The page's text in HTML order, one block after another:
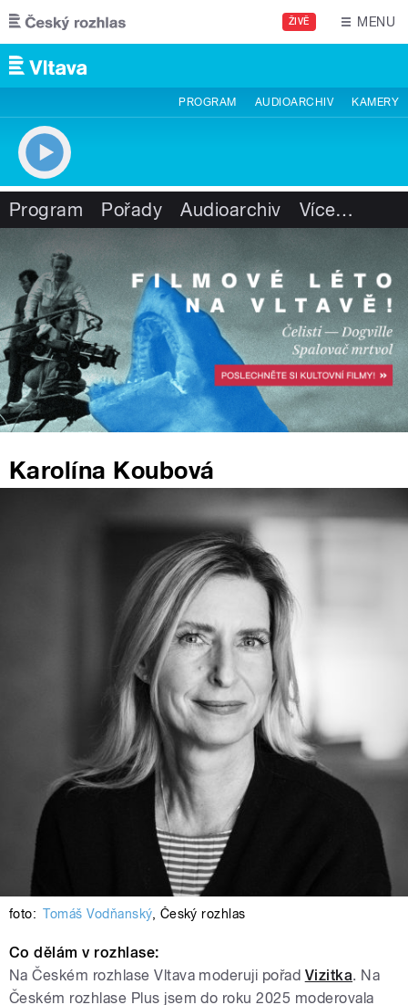
Přejít k hlavnímu obsahu
ŽIVĚ MENU
PROGRAM AUDIOARCHIV KAMERY
Program Pořady Audioarchiv Více…
Karolína Koubová
foto: Tomáš Vodňanský, Český rozhlas
Co dělám v rozhlase:
NaČeském rozhlase Vltava moderuji pořad Vizitka. Na
Českém rozhlase Plus jsem do roku 2025 moderovala